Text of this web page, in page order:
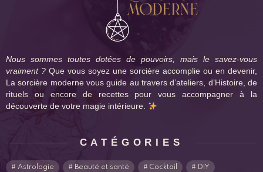
Nous sommes toutes dotées de pouvoirs, mais le savez-vous
vraiment ? Que vous soyez une sorcière accomplie ou en devenir,
La sorcière moderne vous guide au travers d’ateliers, d’Histoire, de
rituels ou encore de recettes pour vous accompagner à la
découverte de votre magie intérieure.
CATÉGORIES
Astrologie Beauté et santé Cocktail DIY